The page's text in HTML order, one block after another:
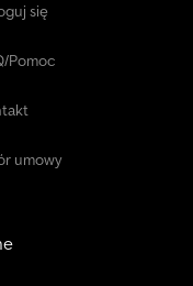
się
Pomoc
umowy